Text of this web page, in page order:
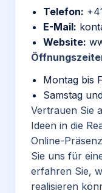
Telefon:
E-Mail:
Website:
Montag bis
Samstag
Vertrauen Sie
Ideen in die
Online-
Sie uns für
erfahren Sie,
realisieren